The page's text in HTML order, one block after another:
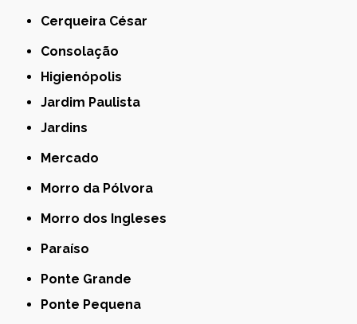
Cerqueira César
Consolação
Higienópolis
Jardim Paulista
Jardins
Mercado
Morro da Pólvora
Morro dos Ingleses
Paraíso
Ponte Grande
Ponte Pequena